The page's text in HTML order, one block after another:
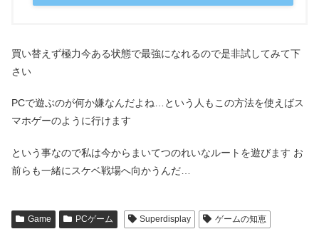
買い替えず極力今ある状態で最強になれるので是非試してみて下
さい
PCで遊ぶのが何か嫌なんだよね…という人もこの方法を使えばス
マホゲーのように行けます
という事なので私は今からまいてつのれいなルートを遊びます お
前らも一緒にスケベ戦場へ向かうんだ…
Game PCゲーム Superdisplay ゲームの知恵